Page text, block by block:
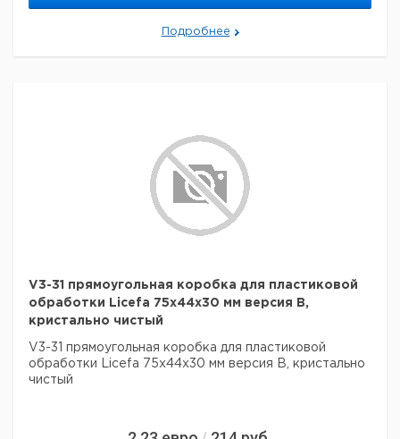
Подробнее
V3-31 прямоугольная коробка для пластиковой
обработки Licefa 75x44x30 мм версия B,
кристально чистый
V3-31 прямоугольная коробка для пластиковой
обработки Licefa 75x44x30 мм версия B, кристально
чистый